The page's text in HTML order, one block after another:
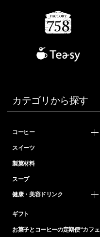
カテゴリから探す
コーヒー
スイーツ
製菓材料
スープ
健康・美容ドリンク
ギフト
お菓子とコーヒーの定期便“カフェ